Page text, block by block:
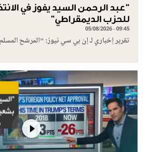
"عبد الرحمن السيد يفوز في
للحزب الديمقراطي"
05/08/2026 - 09:45
تقرير إخباري لـ إن بي سي نيوز: "المرشح